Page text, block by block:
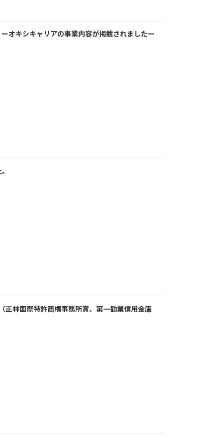
オキシキャリアの事業内容が掲載されましたー
正林国際特許商標事務所賞、第一勧業信用金庫